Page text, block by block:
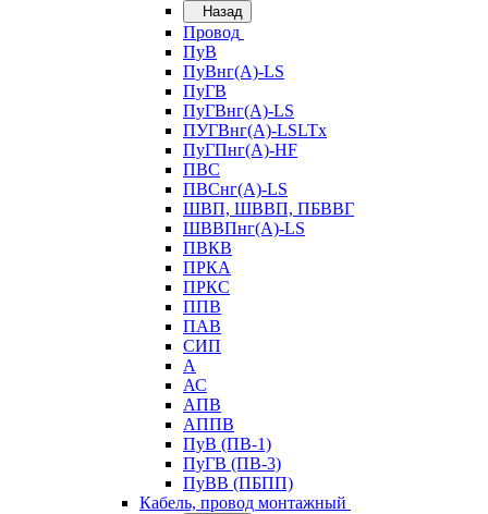
Назад
Провод
ПуВ
ПуВнг(А)-LS
ПуГВ
ПуГВнг(А)-LS
ПУГВнг(А)-LSLTx
ПуГПнг(А)-HF
ПВС
ПВСнг(А)-LS
ШВП, ШВВП, ПБВВГ
ШВВПнг(А)-LS
ПВКВ
ПРКА
ПРКС
ППВ
ПАВ
СИП
А
АС
АПВ
АППВ
ПуВ (ПВ-1)
ПуГВ (ПВ-3)
ПуВВ (ПБПП)
Кабель, провод монтажный